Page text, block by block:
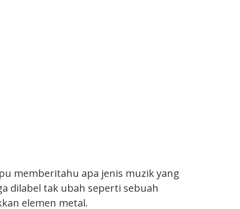
memberitahu apa jenis muzik yang
dilabel tak ubah seperti sebuah
elemen metal.